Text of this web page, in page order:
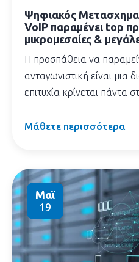
Ψηφιακός
VoIP παραμένει top
μικρομεσαίες &
Η προσπάθεια να
ανταγωνιστική είναι μια
επιτυχία κρίνεται πάντα
Μάθετε περισσότερα
Μαϊ
19